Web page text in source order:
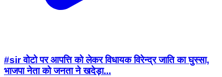
#sir वोटो पर आपत्ति को लेकर विधायक विरेन्द्र जाति का घुस्सा,
भाजपा नेता को जनता ने खदेड़ा...